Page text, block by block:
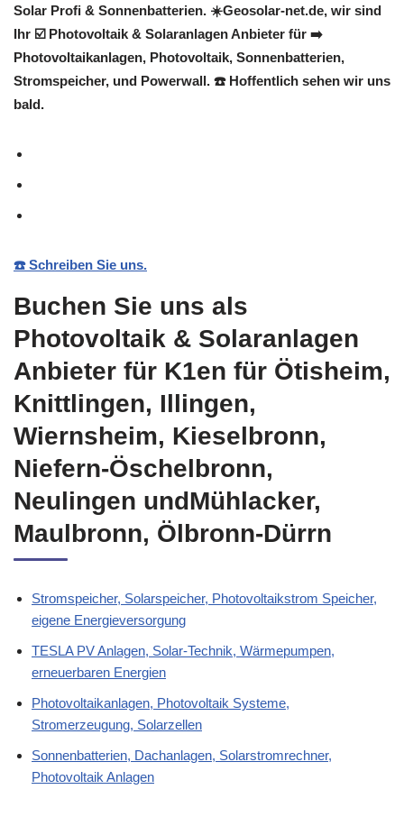
Solar Profi & Sonnenbatterien. ☀️Geosolar-net.de, wir sind
Ihr ☑️ Photovoltaik & Solaranlagen Anbieter für ➡️
Photovoltaikanlagen, Photovoltaik, Sonnenbatterien,
Stromspeicher, und Powerwall. ☎️ Hoffentlich sehen wir uns
bald.
☎️ Schreiben Sie uns.
Buchen Sie uns als
Photovoltaik & Solaranlagen
Anbieter für K1en für Ötisheim,
Knittlingen, Illingen,
Wiernsheim, Kieselbronn,
Niefern-Öschelbronn,
Neulingen undMühlacker,
Maulbronn, Ölbronn-Dürrn
Stromspeicher, Solarspeicher, Photovoltaikstrom Speicher,
eigene Energieversorgung
TESLA PV Anlagen, Solar-Technik, Wärmepumpen,
erneuerbaren Energien
Photovoltaikanlagen, Photovoltaik Systeme,
Stromerzeugung, Solarzellen
Sonnenbatterien, Dachanlagen, Solarstromrechner,
Photovoltaik Anlagen